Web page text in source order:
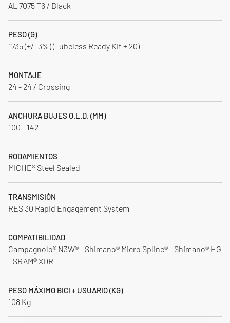
AL 7075 T6 / Black
PESO (G)
1735 (+/- 3%) (Tubeless Ready Kit + 20)
MONTAJE
24 - 24 / Crossing
ANCHURA BUJES O.L.D. (MM)
100 - 142
RODAMIENTOS
MICHE® Steel Sealed
TRANSMISIÓN
RES 30 Rapid Engagement System
COMPATIBILIDAD
Campagnolo® N3W® - Shimano® Micro Spline® - Shimano® HG
- SRAM® XDR
PESO MÁXIMO BICI + USUARIO (KG)
108 Kg